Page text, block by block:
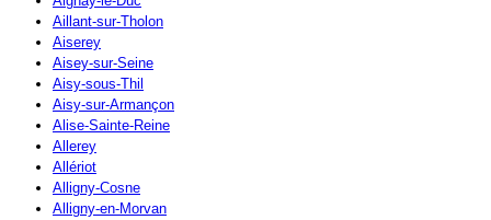
Aillant-sur-Tholon
Aiserey
Aisey-sur-Seine
Aisy-sous-Thil
Aisy-sur-Armançon
Alise-Sainte-Reine
Allerey
Allériot
Alligny-Cosne
Alligny-en-Morvan